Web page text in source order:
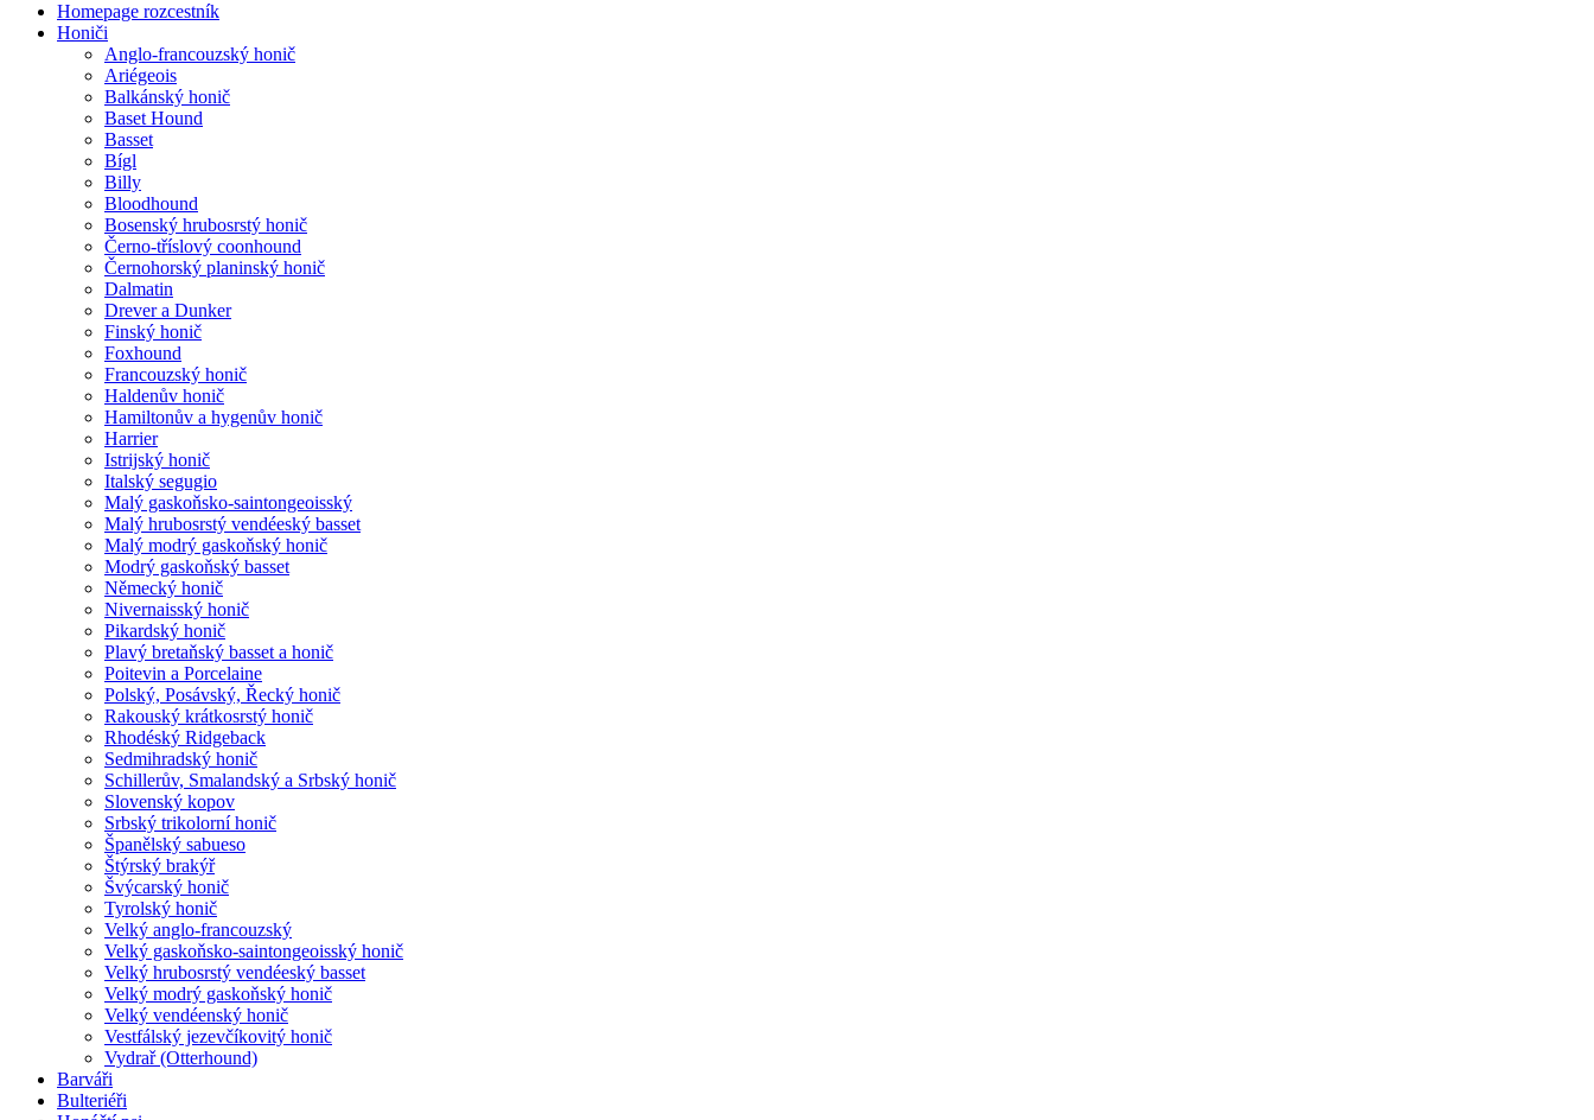
Homepage rozcestník
Honiči
Anglo-francouzský honič
Ariégeois
Balkánský honič
Baset Hound
Basset
Bígl
Billy
Bloodhound
Bosenský hrubosrstý honič
Černo-tříslový coonhound
Černohorský planinský honič
Dalmatin
Drever a Dunker
Finský honič
Foxhound
Francouzský honič
Haldenův honič
Hamiltonův a hygenův honič
Harrier
Istrijský honič
Italský segugio
Malý gaskoňsko-saintongeoisský
Malý hrubosrstý vendéeský basset
Malý modrý gaskoňský honič
Modrý gaskoňský basset
Německý honič
Nivernaisský honič
Pikardský honič
Plavý bretaňský basset a honič
Poitevin a Porcelaine
Polský, Posávský, Řecký honič
Rakouský krátkosrstý honič
Rhodéský Ridgeback
Sedmihradský honič
Schillerův, Smalandský a Srbský honič
Slovenský kopov
Srbský trikolorní honič
Španělský sabueso
Štýrský brakýř
Švýcarský honič
Tyrolský honič
Velký anglo-francouzský
Velký gaskoňsko-saintongeoisský honič
Velký hrubosrstý vendéeský basset
Velký modrý gaskoňský honič
Velký vendéenský honič
Vestfálský jezevčíkovitý honič
Vydrař (Otterhound)
Barváři
Bulteriéři